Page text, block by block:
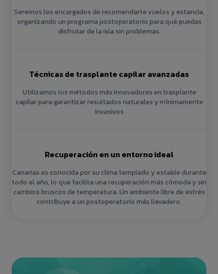
Seremos los encargados de recomendarte vuelos y estancia,
organizando un programa postoperatorio para qué puedas
disfrutar de la isla sin problemas.
Técnicas de trasplante capilar avanzadas
Utilizamos los métodos más innovadores en trasplante
capilar para garantizar resultados naturales y mínimamente
invasivos
Recuperación en un entorno ideal
Canarias es conocida por su clima templado y estable durante
todo el año, lo que facilita una recuperación más cómoda y sin
cambios bruscos de temperatura. Un ambiente libre de estrés
contribuye a un postoperatorio más llevadero.